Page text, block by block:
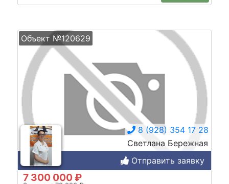
Объект №120629
8 (928) 354 17 28
Светлана Бережная
Отправить заявку
7 300 000 ₽